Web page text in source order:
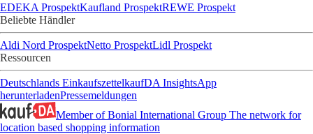
EDEKA ProspektKaufland ProspektREWE Prospekt
Beliebte Händler
Aldi Nord ProspektNetto ProspektLidl Prospekt
Ressourcen
Deutschlands EinkaufszettelkaufDA InsightsApp
herunterladenPressemeldungen
Member of Bonial International Group The network for
location based shopping information